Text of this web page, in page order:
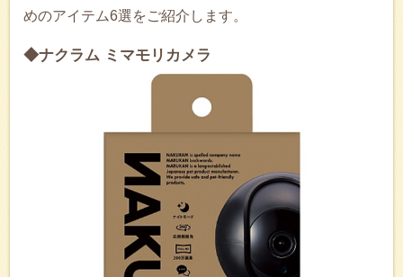
めのアイテム6選をご紹介します。
◆ナクラム ミマモリカメラ